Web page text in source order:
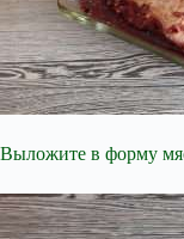
Выложите в форму